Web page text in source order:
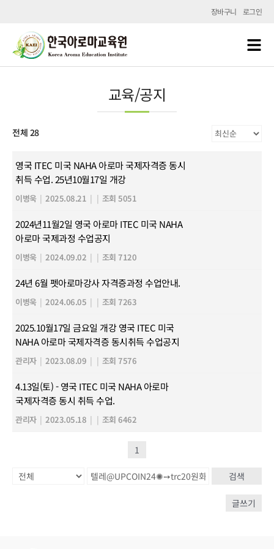
장바구니 로그인
교육/공지
전체 28
영국 ITEC 미국 NAHA 아로마 국제자격증 동시
취득 수업. 25년10월17일 개강
이병욱 | 2025.08.21 | | 조회 5051
2024년11월2일 영국 아로마 ITEC 미국 NAHA
아로마 국제과정 수업공지
이병욱 | 2024.09.02 | | 조회 7120
24년 6월 펫아로마강사 자격증과정 수업안내.
이병욱 | 2024.06.05 | | 조회 7263
2025.10월17일 금요일 개강 영국 ITEC 미국
NAHA 아로마 국제자격증 동시취득 수업공지
관리자 | 2023.08.09 | | 조회 7576
4.13일(토) - 영국 ITEC 미국 NAHA 아로마
국제자격증 동시 취득 수업.
관리자 | 2023.05.18 | | 조회 6462
1
검색
글쓰기